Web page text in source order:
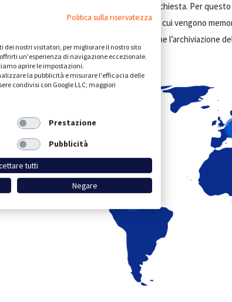
fornire la prova del consenso su richiesta. Per
server. Nel caso del GDPR, i dati in cui vengono
alternativa a CookiePro, offre anche l’archiviazione
Politica sulla riservatezza
nostri visitatori, per migliorare il nostro sito
un'esperienza di navigazione eccezionale.
aprire le impostazioni.
la pubblicità e misurare l'efficacia delle
condivisi con Google LLC; maggiori
Prestazione
Pubblicità
tutti
Negare